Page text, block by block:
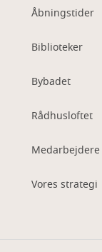
Åbningstider
Biblioteker
Bybadet
Rådhusloftet
Medarbejdere
Vores strategi